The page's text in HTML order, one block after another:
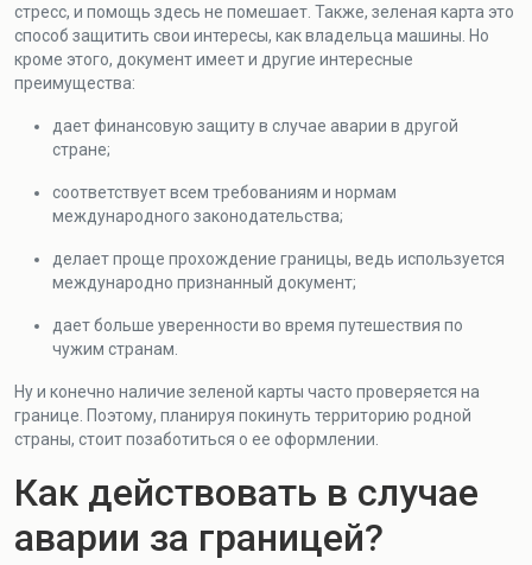
стресс, и помощь здесь не помешает. Также, зеленая карта это
способ защитить свои интересы, как владельца машины. Но
кроме этого, документ имеет и другие интересные
преимущества:
дает финансовую защиту в случае аварии в другой
стране;
соответствует всем требованиям и нормам
международного законодательства;
делает проще прохождение границы, ведь используется
международно признанный документ;
дает больше уверенности во время путешествия по
чужим странам.
Ну и конечно наличие зеленой карты часто проверяется на
границе. Поэтому, планируя покинуть территорию родной
страны, стоит позаботиться о ее оформлении.
Как действовать в случае
аварии за границей?